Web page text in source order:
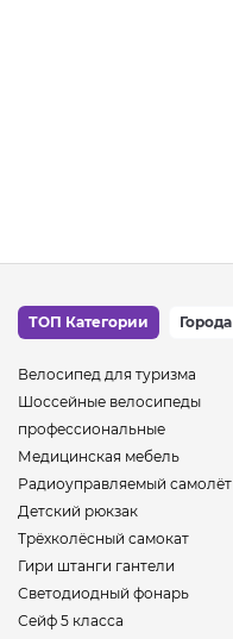
ТОП Категории Города
Велосипед для туризма
Шоссейные велосипеды
профессиональные
Медицинская мебель
Радиоуправляемый самолёт
Детский рюкзак
Трёхколёсный самокат
Гири штанги гантели
Светодиодный фонарь
Сейф 5 класса